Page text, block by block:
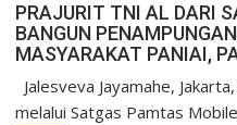
PRAJURIT TNI AL DARI
BANGUN
MASYARAKAT PANIAI,
Jalesveva Jayamahe,
melalui Satgas Pamtas